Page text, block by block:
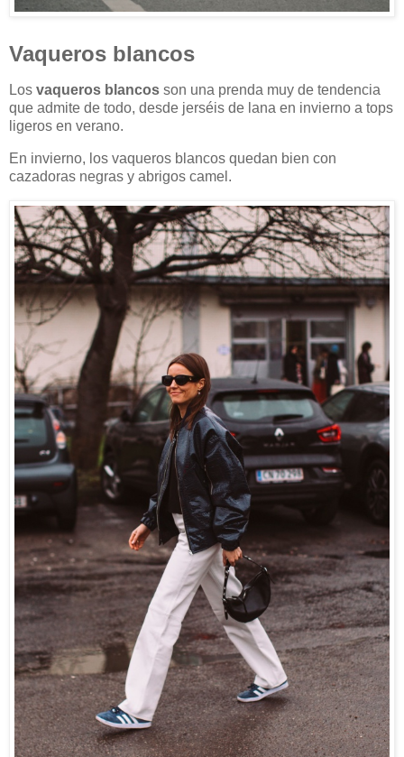
Vaqueros blancos
Los vaqueros blancos son una prenda muy de tendencia
que admite de todo, desde jerséis de lana en invierno a tops
ligeros en verano.
En invierno, los vaqueros blancos quedan bien con
cazadoras negras y abrigos camel.